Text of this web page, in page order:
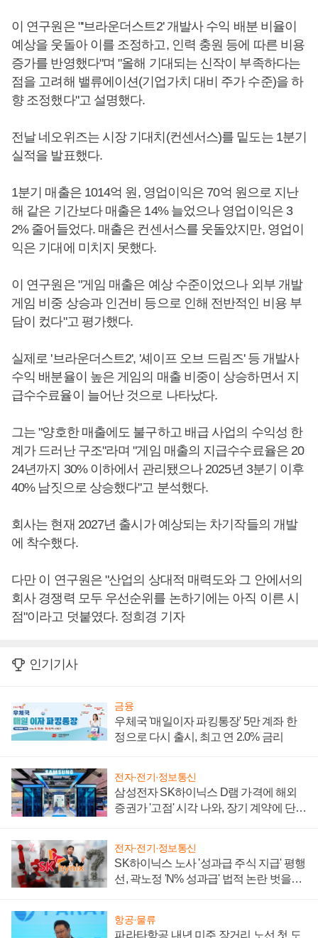
이 연구원은 "'브라운더스트2' 개발사 수익 배분 비율이
예상을 웃돌아 이를 조정하고, 인력 충원 등에 따른 비용
증가를 반영했다"며 "올해 기대되는 신작이 부족하다는
점을 고려해 밸류에이션(기업가치 대비 주가 수준)을 하
향 조정했다"고 설명했다.
전날 네오위즈는 시장 기대치(컨센서스)를 밑도는 1분기
실적을 발표했다.
1분기 매출은 1014억 원, 영업이익은 70억 원으로 지난
해 같은 기간보다 매출은 14% 늘었으나 영업이익은 3
2% 줄어들었다. 매출은 컨센서스를 웃돌았지만, 영업이
익은 기대에 미치지 못했다.
이 연구원은 "게임 매출은 예상 수준이었으나 외부 개발
게임 비중 상승과 인건비 등으로 인해 전반적인 비용 부
담이 컸다"고 평가했다.
실제로 '브라운더스트2', '셰이프 오브 드림즈' 등 개발사
수익 배분율이 높은 게임의 매출 비중이 상승하면서 지
급수수료율이 늘어난 것으로 나타났다.
그는 "양호한 매출에도 불구하고 배급 사업의 수익성 한
계가 드러난 구조"라며 "게임 매출의 지급수수료율은 20
24년까지 30% 이하에서 관리됐으나 2025년 3분기 이후
40% 남짓으로 상승했다"고 분석했다.
회사는 현재 2027년 출시가 예상되는 차기작들의 개발
에 착수했다.
다만 이 연구원은 "산업의 상대적 매력도와 그 안에서의
회사 경쟁력 모두 우선순위를 논하기에는 아직 이른 시
점"이라고 덧붙였다. 정희경 기자
인기기사
금융
우체국 '매일이자 파킹통장' 5만 계좌 한
정으로 다시 출시, 최고 연 2.0% 금리
전자·전기·정보통신
삼성전자 SK하이닉스 D램 가격에 해외
증권가 '고점' 시각 나와, 장기 계약에 단점
전자·전기·정보통신
SK하이닉스 노사 '성과급 주식 지급' 평행
선, 곽노정 'N% 성과급' 법적 논란 벗을지
항공·물류
파라타항공 내년 미주 장거리 노선 첫 도